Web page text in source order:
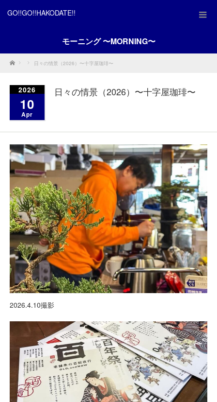
GO!!GO!!HAKODATE!!
モーニング 〜MORNING〜
Home 日々の情景（2026）〜十字屋珈琲〜
2026
10
Apr
日々の情景（2026）〜十字屋珈琲〜
2026.4.10撮影